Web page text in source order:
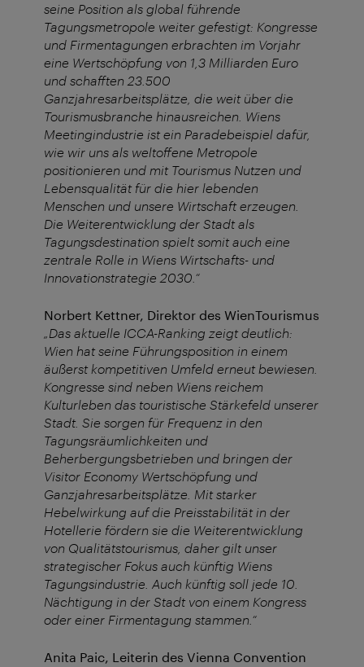
seine Position als global führende
Tagungsmetropole weiter gefestigt: Kongresse
und Firmentagungen erbrachten im Vorjahr
eine Wertschöpfung von 1,3 Milliarden Euro
und schafften 23.500
Ganzjahresarbeitsplätze, die weit über die
Tourismusbranche hinausreichen. Wiens
Meetingindustrie ist ein Paradebeispiel dafür,
wie wir uns als weltoffene Metropole
positionieren und mit Tourismus Nutzen und
Lebensqualität für die hier lebenden
Menschen und unsere Wirtschaft erzeugen.
Die Weiterentwicklung der Stadt als
Tagungsdestination spielt somit auch eine
zentrale Rolle in Wiens Wirtschafts- und
Innovationstrategie 2030.“
Norbert Kettner, Direktor des WienTourismus
„Das aktuelle ICCA-Ranking zeigt deutlich:
Wien hat seine Führungsposition in einem
äußerst kompetitiven Umfeld erneut bewiesen.
Kongresse sind neben Wiens reichem
Kulturleben das touristische Stärkefeld unserer
Stadt. Sie sorgen für Frequenz in den
Tagungsräumlichkeiten und
Beherbergungsbetrieben und bringen der
Visitor Economy Wertschöpfung und
Ganzjahresarbeitsplätze. Mit starker
Hebelwirkung auf die Preisstabilität in der
Hotellerie fördern sie die Weiterentwicklung
von Qualitätstourismus, daher gilt unser
strategischer Fokus auch künftig Wiens
Tagungsindustrie. Auch künftig soll jede 10.
Nächtigung in der Stadt von einem Kongress
oder einer Firmentagung stammen.“
Anita Paic, Leiterin des Vienna Convention